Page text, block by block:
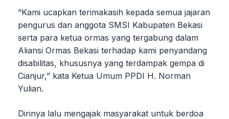
“Kami ucapkan terimakasih kepada semua jajaran
pengurus dan anggota SMSI Kabupaten Bekasi
serta para ketua ormas yang tergabung dalam
Aliansi Ormas Bekasi terhadap kami penyandang
disabilitas, khususnya yang terdampak gempa di
Cianjur,” kata Ketua Umum PPDI H. Norman
Yulian.
Dirinya lalu mengajak masyarakat untuk berdoa